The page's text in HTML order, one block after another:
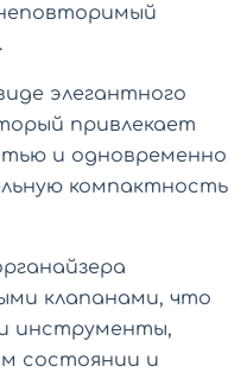
элегантного
привлекает
и одновременно
компактность
клапанами, что
инструменты,
состоянии и